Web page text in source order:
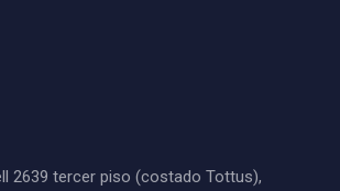
2639 tercer piso (costado Tottus),